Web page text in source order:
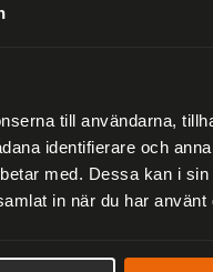
till användarna,
identifierare och
med. Dessa kan i
in när du har använt
tittat på